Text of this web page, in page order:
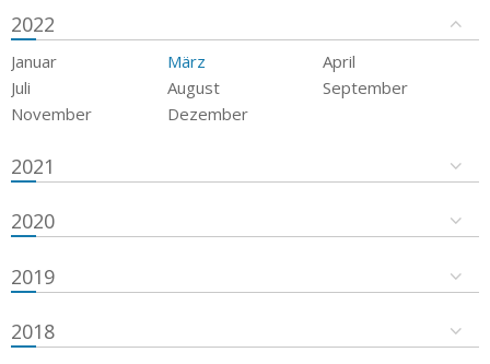
2022
Januar März
April
Juli
August
September
November
Dezember
2021
2020
2019
2018